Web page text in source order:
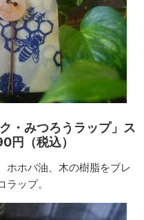
・みつろうラップ」ス
（税込）
ホホバ油、木の樹脂をブレ
ップ。